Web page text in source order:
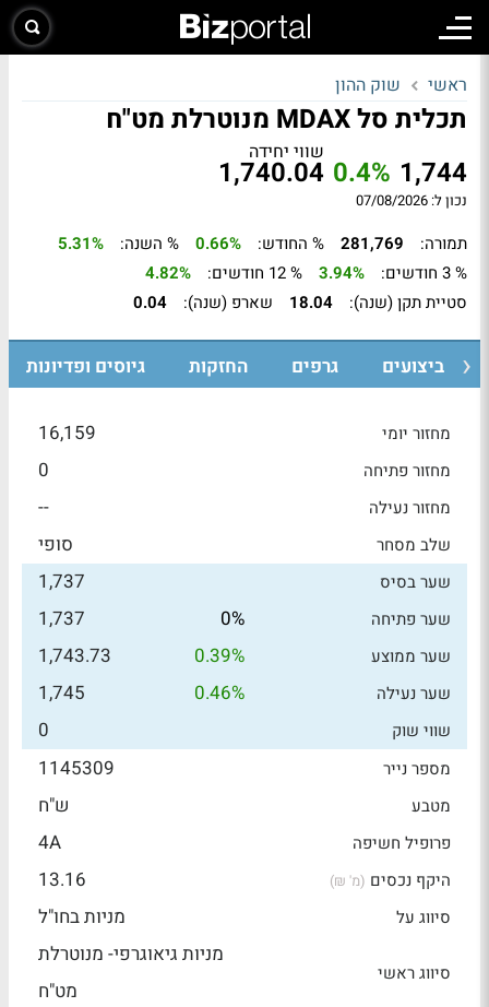
ראשי שוק ההון
תכלית סל MDAX מנוטרלת מט"ח
1,744
0.4%
שווי יחידה
1,740.04
נכון ל: 07/08/2026
תמורה: 281,769 % החודש: 0.66% % השנה:
5.31%
% 3 חודשים:
3.94% % 12 חודשים:
4.82%
סטיית תקן (שנה):
18.04 שארפ (שנה): 0.04
ביצועים גרפים החזקות גיוסים ופדיונות
מחזור יומי 16,159
מחזור פתיחה 0
מחזור נעילה --
שלב מסחר סופי
שער בסיס 1,737
שער פתיחה 0%
1,737
שער ממוצע 0.39%
1,743.73
שער נעילה 0.46%
1,745
שווי שוק 0
מספר נייר 1145309
מטבע ש"ח
פרופיל חשיפה 4A
היקף נכסים (מ' ₪) 13.16
סיווג על מניות בחו"ל
סיווג ראשי
מניות גיאוגרפי- מנוטרלת
מט"ח